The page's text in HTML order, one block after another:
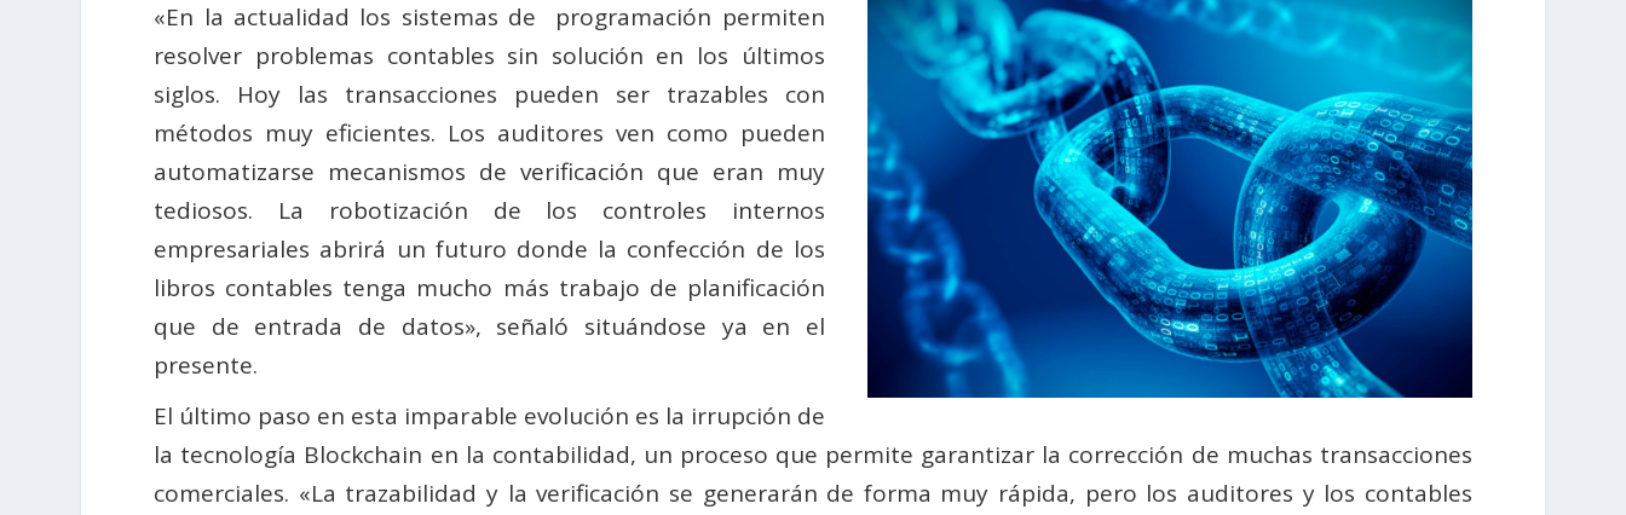
«En la actualidad los sistemas de programación permiten
resolver problemas contables sin solución en los últimos
siglos. Hoy las transacciones pueden ser trazables con
métodos muy eficientes. Los auditores ven como pueden
automatizarse mecanismos de verificación que eran muy
tediosos. La robotización de los controles internos
empresariales abrirá un futuro donde la confección de los
libros contables tenga mucho más trabajo de planificación
que de entrada de datos», señaló situándose ya en el
presente.
El último paso en esta imparable evolución es la irrupción de
la tecnología Blockchain en la contabilidad, un proceso que permite garantizar la corrección de muchas transacciones
comerciales. «La trazabilidad y la verificación se generarán de forma muy rápida, pero los auditores y los contables